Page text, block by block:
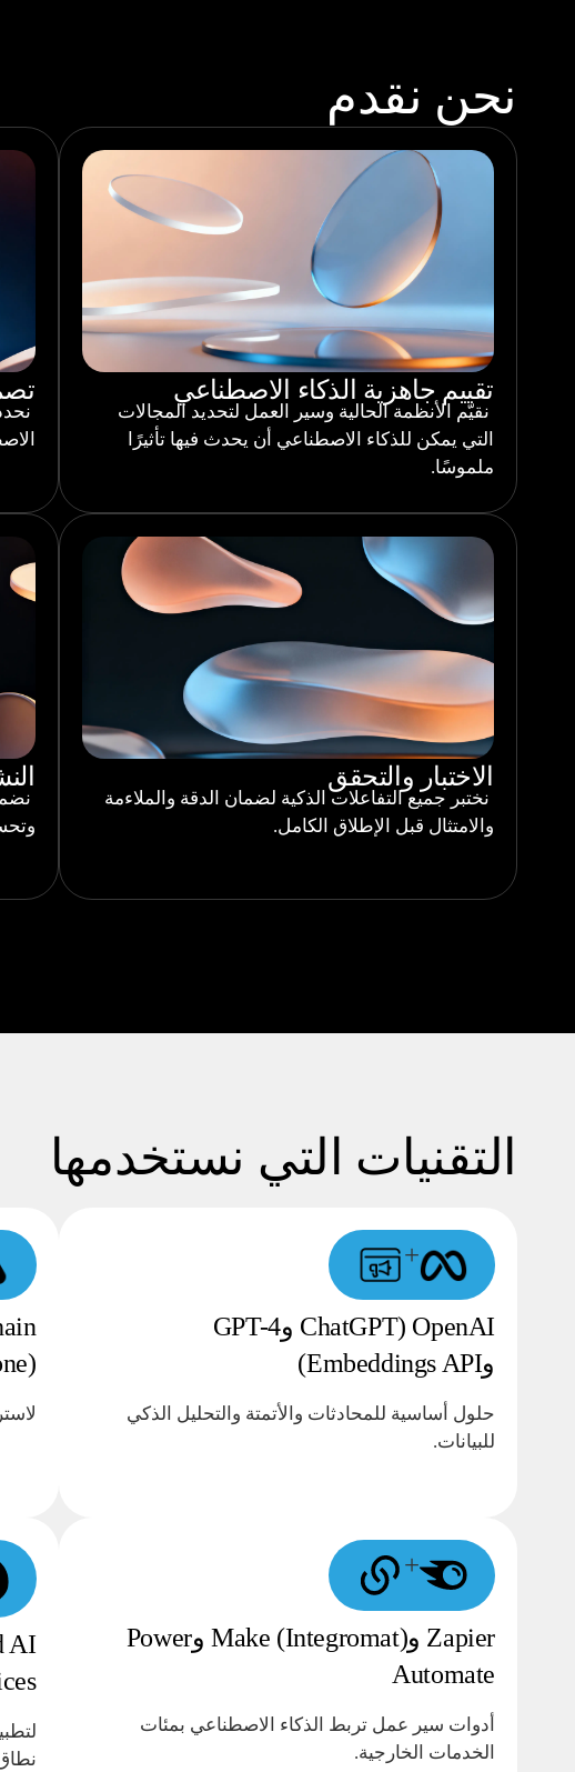
نحن نقدم
تقييم جاهزية الذكاء الاصطناعي
نقيّم الأنظمة الحالية وسير العمل لتحديد المجالات
التي يمكن للذكاء الاصطناعي أن يحدث فيها تأثيرًا
ملموسًا.
الاختبار والتحقق
نختبر جميع التفاعلات الذكية لضمان الدقة والملاءمة
والامتثال قبل الإطلاق الكامل.
التقنيات التي نستخدمها
+
OpenAI (ChatGPT وGPT-4
وEmbeddings API)
حلول أساسية للمحادثات والأتمتة والتحليل الذكي
للبيانات.
(Pinecone وChroma)
+
Zapier وMake (Integromat) وPower
Automate
أدوات سير عمل تربط الذكاء الاصطناعي بمئات
الخدمات الخارجية.